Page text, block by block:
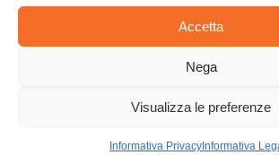
Accetta
Nega
Visualizza le preferenze
Informativa Privacy Informativa
Reserved |Privacy & Cookie|